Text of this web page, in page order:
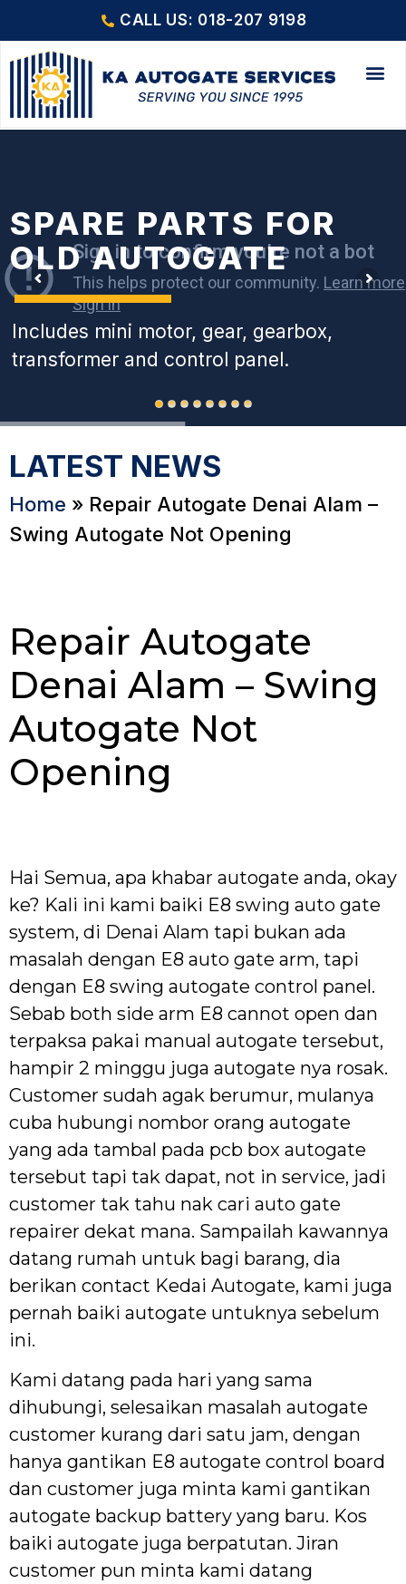
CALL US: 018-207 9198
SPARE PARTS FOR
OLD AUTOGATE
Includes mini motor, gear, gearbox,
transformer and control panel.
LATEST NEWS
Home » Repair Autogate Denai Alam –
Swing Autogate Not Opening
Repair Autogate
Denai Alam – Swing
Autogate Not
Opening
Hai Semua, apa khabar autogate anda, okay
ke? Kali ini kami baiki E8 swing auto gate
system, di Denai Alam tapi bukan ada
masalah dengan E8 auto gate arm, tapi
dengan E8 swing autogate control panel.
Sebab both side arm E8 cannot open dan
terpaksa pakai manual autogate tersebut,
hampir 2 minggu juga autogate nya rosak.
Customer sudah agak berumur, mulanya
cuba hubungi nombor orang autogate
yang ada tambal pada pcb box autogate
tersebut tapi tak dapat, not in service, jadi
customer tak tahu nak cari auto gate
repairer dekat mana. Sampailah kawannya
datang rumah untuk bagi barang, dia
berikan contact Kedai Autogate, kami juga
pernah baiki autogate untuknya sebelum
ini.
Kami datang pada hari yang sama
dihubungi, selesaikan masalah autogate
customer kurang dari satu jam, dengan
hanya gantikan E8 autogate control board
dan customer juga minta kami gantikan
autogate backup battery yang baru. Kos
baiki autogate juga berpatutan. Jiran
customer pun minta kami datang